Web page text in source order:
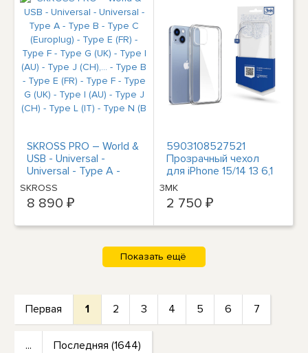
SKROSS PRO – World &
USB - Universal -
Universal - Type A -
Type B - Type C
(Europlug) - Type E (FR)
- Type F - Type G (UK) -
(CH),... - Type B - Type
E (FR) - Type F - Type G
(UK) - Type I (AU) - Type
J (CH) - Type L (IT) -
SKROSS
8 890 ₽
5903108527521
Прозрачный чехол
для iPhone 15/14 13 6,1
3MK
3MK
2 750 ₽
Первая 1 2 3 4 5 6 7
... Последняя (1644)